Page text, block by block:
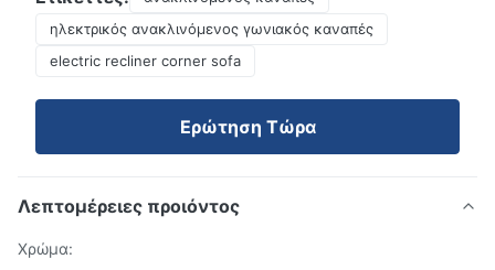
ηλεκτρικός ανακλινόμενος γωνιακός καναπές
electric recliner corner sofa
Ερώτηση Τώρα
Λεπτομέρειες προιόντος
Χρώμα: